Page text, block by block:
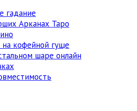
гадание
Арканах Таро
на кофейной гуще
шаре онлайн